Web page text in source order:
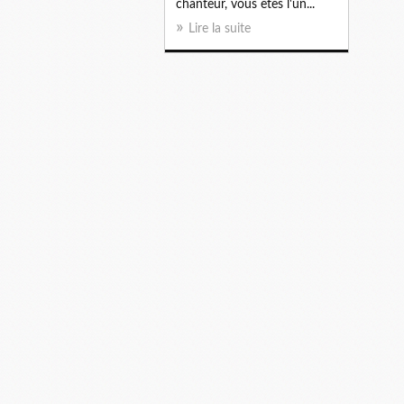
chanteur, vous êtes l'un...
Lire la suite